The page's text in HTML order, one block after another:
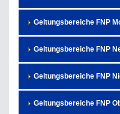
Geltungsbereiche FNP
Geltungsbereiche FNP
Geltungsbereiche FNP
Geltungsbereiche FNP